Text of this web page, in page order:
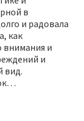
в
и радовала
как
внимания и
и
вид.